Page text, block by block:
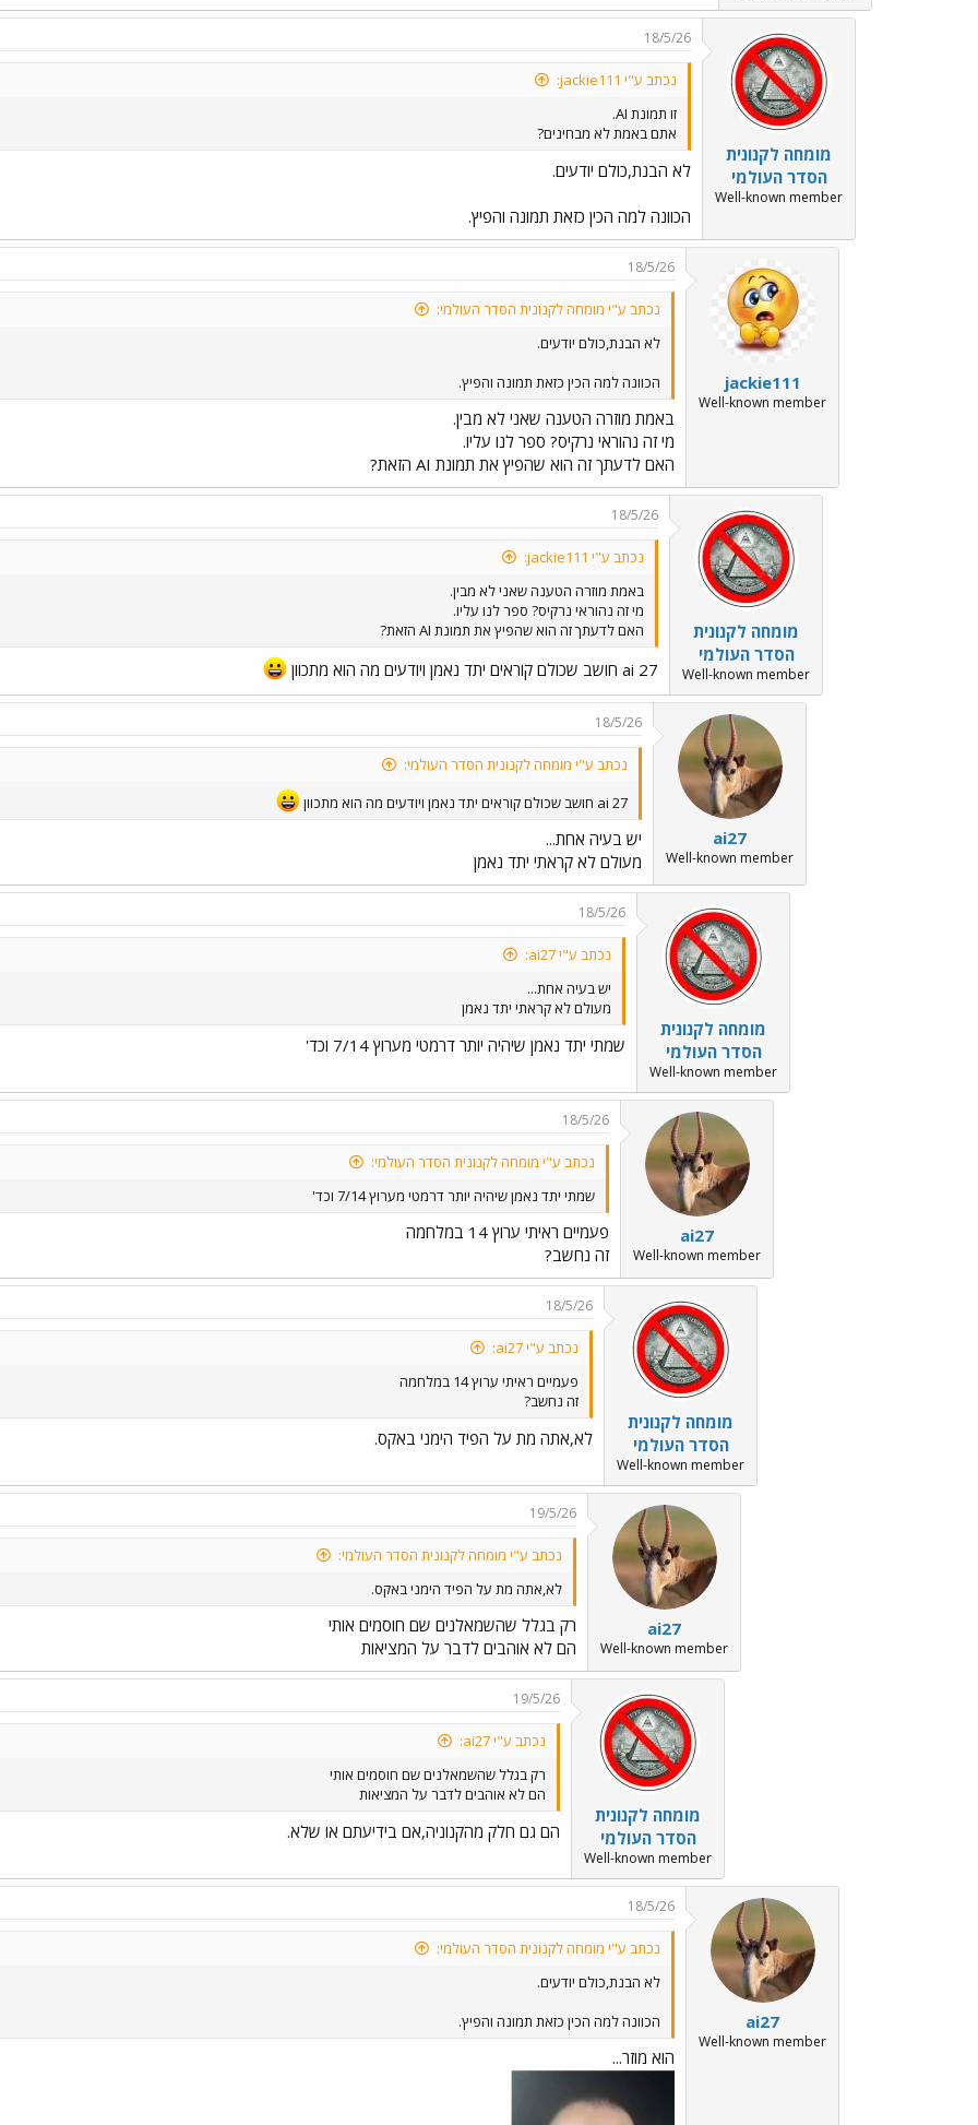
מומחה לקנונית
הסדר העולמי
Well-known member
18/5/26
נכתב ע"י jackie111:
זו תמונת AI.
אתם באמת לא מבחינים?
לא הבנת,כולם יודעים.
הכוונה למה הכין כזאת תמונה והפיץ.
jackie111
Well-known member
18/5/26
נכתב ע"י מומחה לקנונית הסדר העולמי:
לא הבנת,כולם יודעים.
הכוונה למה הכין כזאת תמונה והפיץ.
באמת מוזרה הטענה שאני לא מבין.
מי זה נהוראי נרקיס? ספר לנו עליו.
האם לדעתך זה הוא שהפיץ את תמונת AI הזאת?
מומחה לקנונית
הסדר העולמי
Well-known member
18/5/26
נכתב ע"י jackie111:
באמת מוזרה הטענה שאני לא מבין.
מי זה נהוראי נרקיס? ספר לנו עליו.
האם לדעתך זה הוא שהפיץ את תמונת AI הזאת?
ai 27 חושב שכולם קוראים יתד נאמן ויודעים מה הוא מתכוון
ai27
Well-known member
18/5/26
נכתב ע"י מומחה לקנונית הסדר העולמי:
ai 27 חושב שכולם קוראים יתד נאמן ויודעים מה הוא מתכוון
יש בעיה אחת...
מעולם לא קראתי יתד נאמן
מומחה לקנונית
הסדר העולמי
Well-known member
18/5/26
נכתב ע"י ai27:
יש בעיה אחת...
מעולם לא קראתי יתד נאמן
שמתי יתד נאמן שיהיה יותר דרמטי מערוץ 7/14 וכד'
ai27
Well-known member
18/5/26
נכתב ע"י מומחה לקנונית הסדר העולמי:
שמתי יתד נאמן שיהיה יותר דרמטי מערוץ 7/14 וכד'
פעמיים ראיתי ערוץ 14 במלחמה
זה נחשב?
מומחה לקנונית
הסדר העולמי
Well-known member
18/5/26
נכתב ע"י ai27:
פעמיים ראיתי ערוץ 14 במלחמה
זה נחשב?
לא,אתה מת על הפיד הימני באקס.
ai27
Well-known member
19/5/26
נכתב ע"י מומחה לקנונית הסדר העולמי:
לא,אתה מת על הפיד הימני באקס.
רק בגלל שהשמאלנים שם חוסמים אותי
הם לא אוהבים לדבר על המציאות
מומחה לקנונית
הסדר העולמי
Well-known member
19/5/26
נכתב ע"י ai27:
רק בגלל שהשמאלנים שם חוסמים אותי
הם לא אוהבים לדבר על המציאות
הם גם חלק מהקנוניה,אם בידיעתם או שלא.
ai27
Well-known member
18/5/26
נכתב ע"י מומחה לקנונית הסדר העולמי:
לא הבנת,כולם יודעים.
הכוונה למה הכין כזאת תמונה והפיץ.
הוא מוזר...